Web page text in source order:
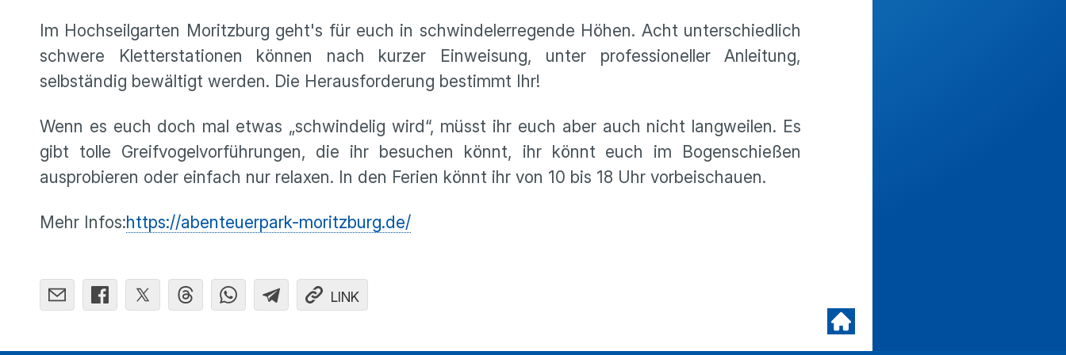
Im Hochseilgarten Moritzburg geht's für euch in schwindelerregende Höhen. Acht unterschiedlich
schwere Kletterstationen können nach kurzer Einweisung, unter professioneller Anleitung,
selbständig bewältigt werden. Die Herausforderung bestimmt Ihr!
Wenn es euch doch mal etwas „schwindelig wird“, müsst ihr euch aber auch nicht langweilen. Es
gibt tolle Greifvogelvorführungen, die ihr besuchen könnt, ihr könnt euch im Bogenschießen
ausprobieren oder einfach nur relaxen. In den Ferien könnt ihr von 10 bis 18 Uhr vorbeischauen.
Mehr Infos:https://abenteuerpark-moritzburg.de/
LINK